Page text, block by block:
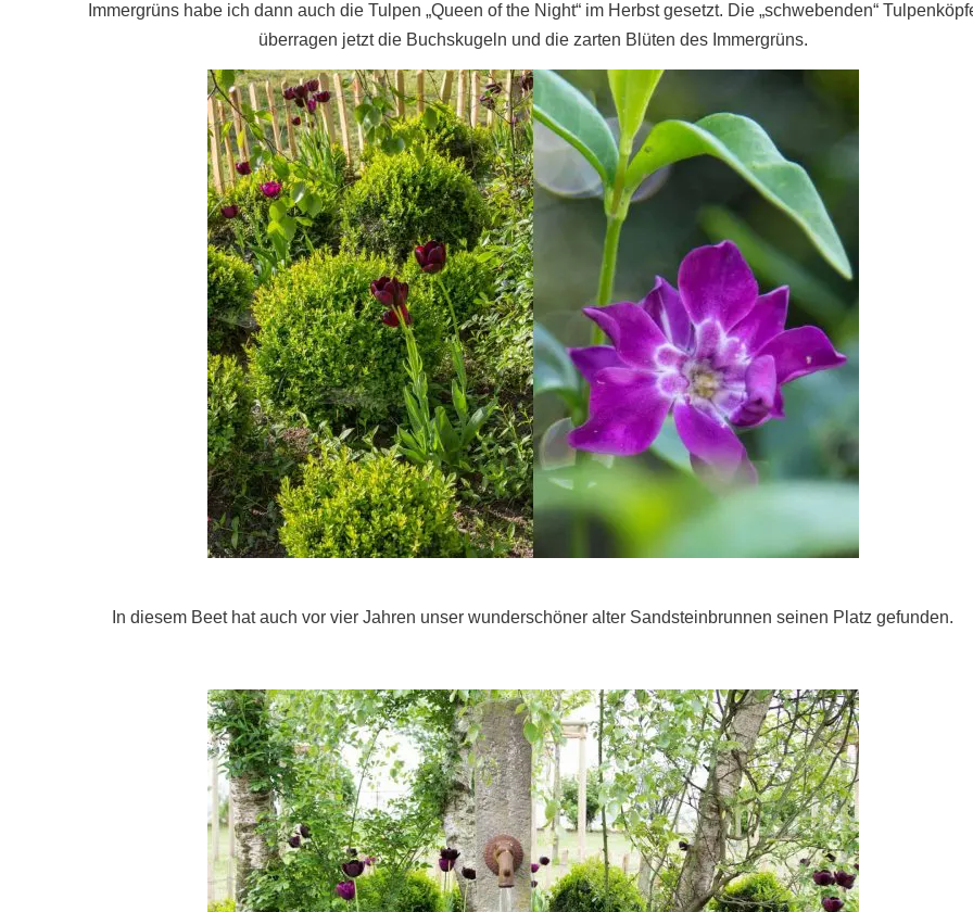
Immergrüns habe ich dann auch die Tulpen „Queen of the Night“ im Herbst gesetzt. Die „schwebenden“
überragen jetzt die Buchskugeln und die zarten Blüten des Immergrüns.
In diesem Beet hat auch vor vier Jahren unser wunderschöner alter Sandsteinbrunnen seinen Platz gefunden.